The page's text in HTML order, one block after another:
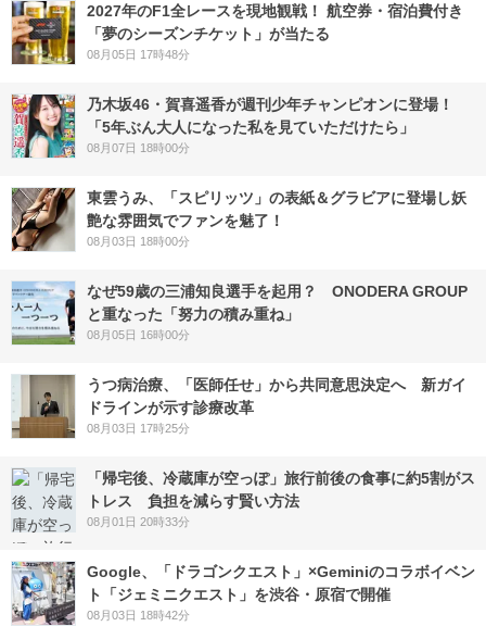
2027年のF1全レースを現地観戦！ 航空券・宿泊費付き
「夢のシーズンチケット」が当たる
08月05日 17時48分
乃木坂46・賀喜遥香が週刊少年チャンピオンに登場！
「5年ぶん大人になった私を見ていただけたら」
08月07日 18時00分
東雲うみ、「スピリッツ」の表紙＆グラビアに登場し妖
艶な雰囲気でファンを魅了！
08月03日 18時00分
なぜ59歳の三浦知良選手を起用？ ONODERA GROUP
と重なった「努力の積み重ね」
08月05日 16時00分
うつ病治療、「医師任せ」から共同意思決定へ 新ガイ
ドラインが示す診療改革
08月03日 17時25分
「帰宅後、冷蔵庫が空っぽ」旅行前後の食事に約5割がス
トレス 負担を減らす賢い方法
08月01日 20時33分
Google、「ドラゴンクエスト」×Geminiのコラボイベン
ト「ジェミニクエスト」を渋谷・原宿で開催
08月03日 18時42分